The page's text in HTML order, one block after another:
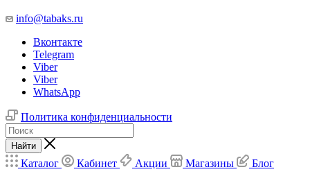
info@tabaks.ru
Вконтакте
Telegram
Viber
Viber
WhatsApp
Политика конфиденциальности
Найти
Каталог Кабинет Акции Магазины Блог